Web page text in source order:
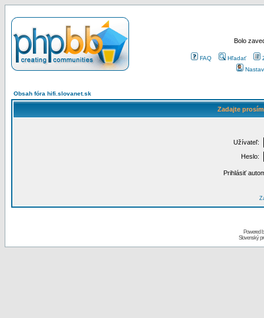
Bolo
FAQ Hľadať
Obsah fóra hifi.slovanet.sk
Zadajte
Užívateľ:
Heslo:
Prihlásiť
Powered
Slovenský